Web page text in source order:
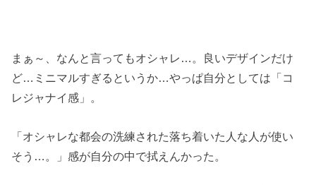
まぁ～、なんと言ってもオシャレ…。良いデザインだけ
ど…ミニマルすぎるというか…やっぱ自分としては「コ
レジャナイ感」。
「オシャレな都会の洗練された落ち着いた人な人が使い
そう…。」感が自分の中で拭えんかった。